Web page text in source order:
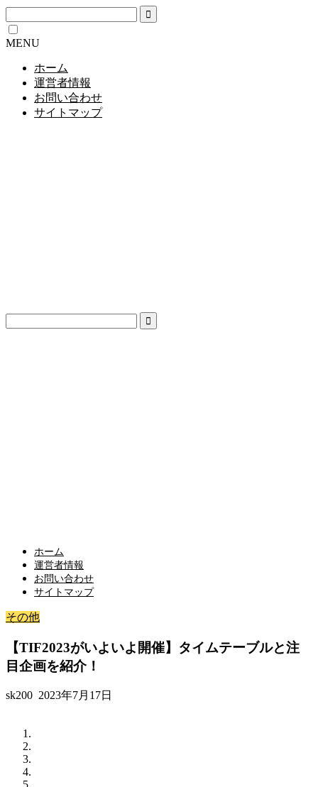
MENU
ホーム
運営者情報
お問い合わせ
サイトマップ
ホーム
運営者情報
お問い合わせ
サイトマップ
その他
【TIF2023がいよいよ開催】タイムテーブルと注
目企画を紹介！
sk200 2023年7月17日